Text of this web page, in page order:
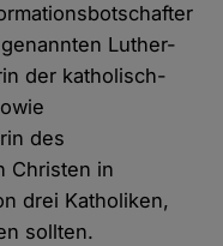
Luther-
der katholisch-
des
Christen in
drei Katholiken,
sollten.